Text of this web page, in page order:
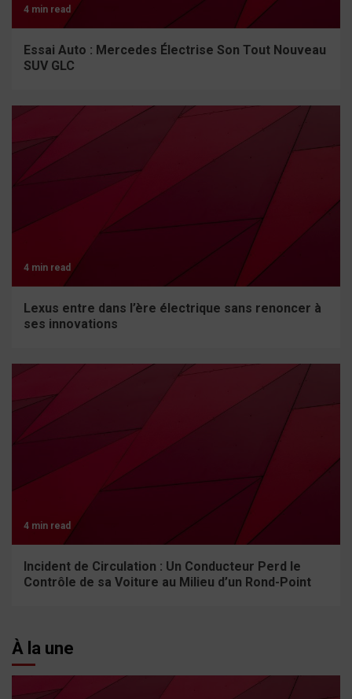
4 min read
Essai Auto : Mercedes Électrise Son Tout Nouveau
SUV GLC
4 min read
Lexus entre dans l’ère électrique sans renoncer à
ses innovations
4 min read
Incident de Circulation : Un Conducteur Perd le
Contrôle de sa Voiture au Milieu d’un Rond-Point
À la une